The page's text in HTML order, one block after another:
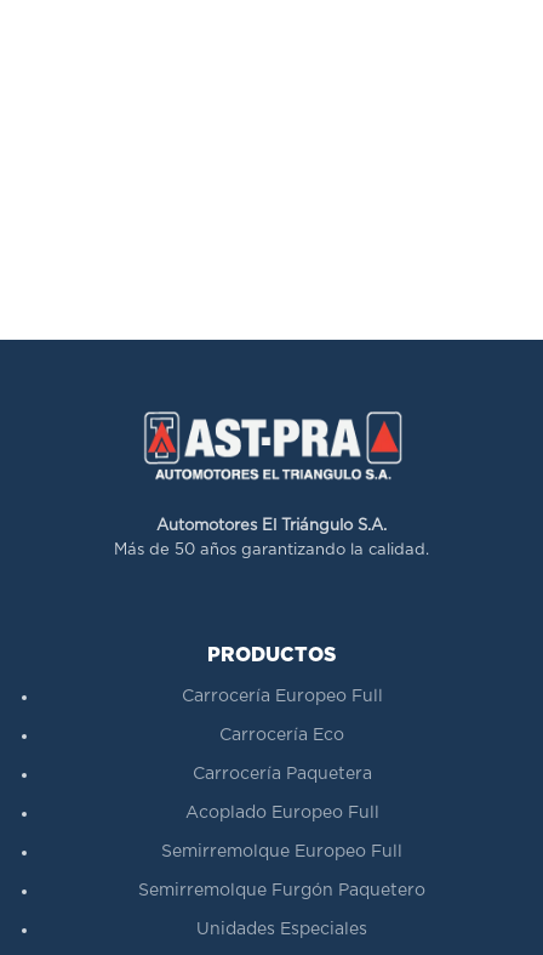
Automotores El Triángulo S.A.
Más de 50 años garantizando la calidad.
PRODUCTOS
Carrocería Europeo Full
Carrocería Eco
Carrocería Paquetera
Acoplado Europeo Full
Semirremolque Europeo Full
Semirremolque Furgón Paquetero
Unidades Especiales